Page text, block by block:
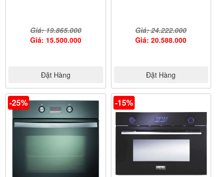
Giá: 19.865.000
Giá: 15.500.000
Đặt Hàng
Giá: 24.222.000
Giá: 20.588.000
Đặt Hàng
-25% -15%